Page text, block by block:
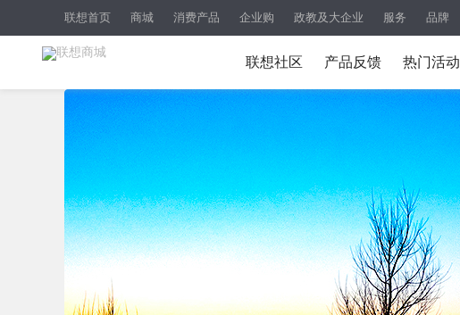
联想首页 商城 消费产品 企业购 政教及大企业 服务 品牌
联想社区 产品反馈 热门活动